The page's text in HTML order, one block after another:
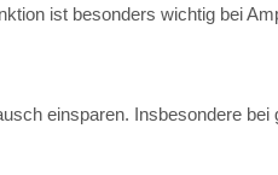
ist besonders wichtig bei
einsparen. Insbesondere bei